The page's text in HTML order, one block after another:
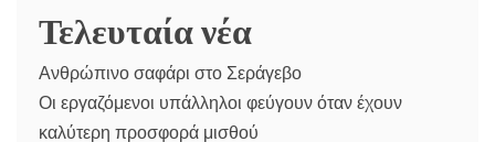
Τελευταία νέα
Ανθρώπινο σαφάρι στο Σεράγεβο
Οι εργαζόμενοι υπάλληλοι φεύγουν όταν έχουν
καλύτερη προσφορά μισθού